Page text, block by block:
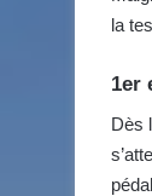
la
1er
Dès